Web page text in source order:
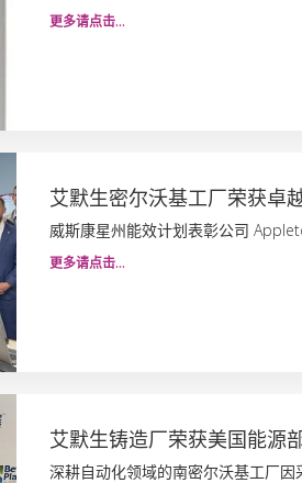
更多请点击…
艾默生密尔沃基工厂荣获卓
威斯康星州能效计划表彰公司
更多请点击…
艾默生铸造厂荣获美国能源
深耕自动化领域的南密尔沃基工厂